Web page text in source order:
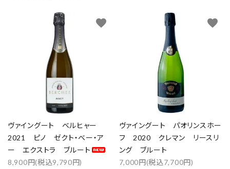
ヴァイングート ベルヒャー
2021 ピノ ゼクト・ベー・ア
ー エクストラ ブルート
8,900円(税込9,790円)
favorite
ヴァイングート パオリンスホー
フ 2020 クレマン リースリ
ング ブルート
7,000円(税込7,700円)
favorite